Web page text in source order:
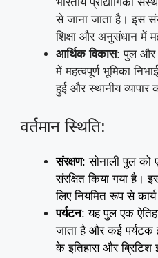
से जाना जाता है। इस
शिक्षा और अनुसंधान में
आर्थिक विकास: पुल और
में महत्वपूर्ण भूमिका
हुई और स्थानीय व्यापार
वर्तमान स्थिति:
संरक्षण: सोनाली पुल को
संरक्षित किया गया
लिए नियमित रूप से
पर्यटन: यह पुल एक
जाता है और कई
के इतिहास और ब्रिटिश